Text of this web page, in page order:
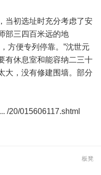
初选址时充分考虑了安
部三四百米远的地
方便专列停靠。”沈世元
有休息室和能容纳二三十
大，没有修建围墙。部分
/20/015606117.shtml
板凳